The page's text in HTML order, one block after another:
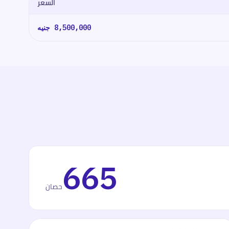
8,500,000 جنيه
665حصان